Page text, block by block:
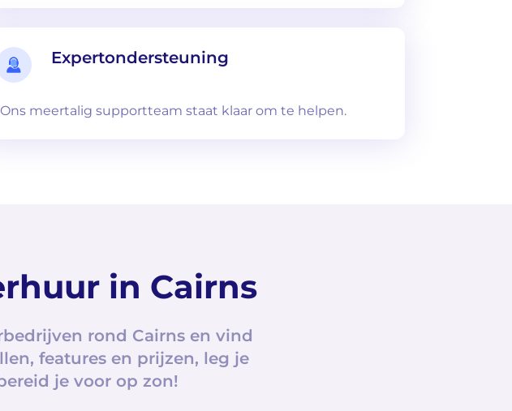
Expertondersteuning
Ons meertalig supportteam staat klaar om te helpen.
in Cairns
rond Cairns en vind
features en prijzen, leg je
je voor op zon!